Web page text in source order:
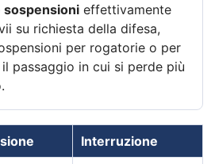
sospensioni effettivamente
su richiesta della difesa,
per rogatorie o per
passaggio in cui si perde più
Interruzione